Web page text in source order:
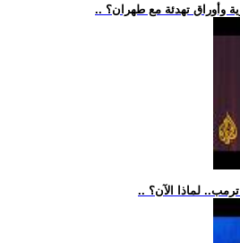
وأوراق تهدئة مع طهران؟
لماذا الآن؟